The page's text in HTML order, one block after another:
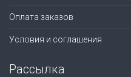
Оплата заказов
Условия и соглашения
Рассылка